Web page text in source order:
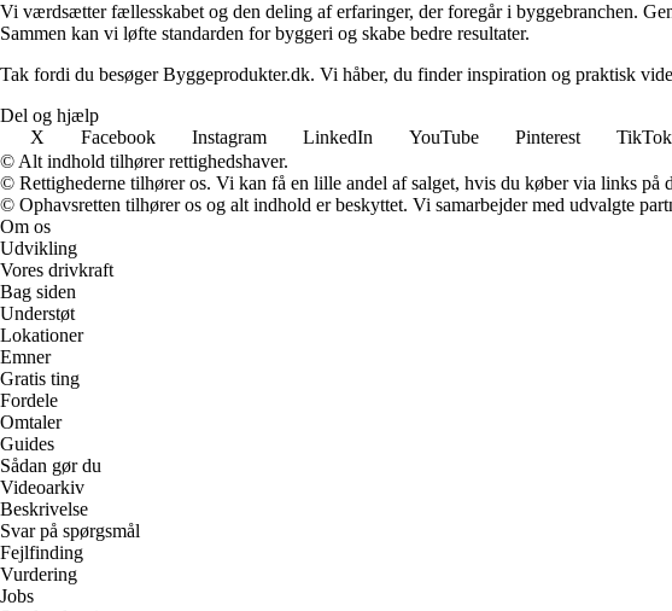
Vi værdsætter fællesskabet og den deling af erfaringer, der foregår i byggebranchen.
Sammen kan vi løfte standarden for byggeri og skabe bedre resultater.
Tak fordi du besøger Byggeprodukter.dk. Vi håber, du finder inspiration og praktisk
Del og hjælp
X
Facebook Instagram LinkedIn YouTube Pinterest TikTok
© Alt indhold tilhører rettighedshaver.
© Rettighederne tilhører os. Vi kan få en lille andel af salget, hvis du køber via links på
© Ophavsretten tilhører os og alt indhold er beskyttet. Vi samarbejder med udvalgte
Om os
Udvikling
Vores drivkraft
Bag siden
Understøt
Lokationer
Emner
Gratis ting
Fordele
Omtaler
Guides
Sådan gør du
Videoarkiv
Beskrivelse
Svar på spørgsmål
Fejlfinding
Vurdering
Jobs